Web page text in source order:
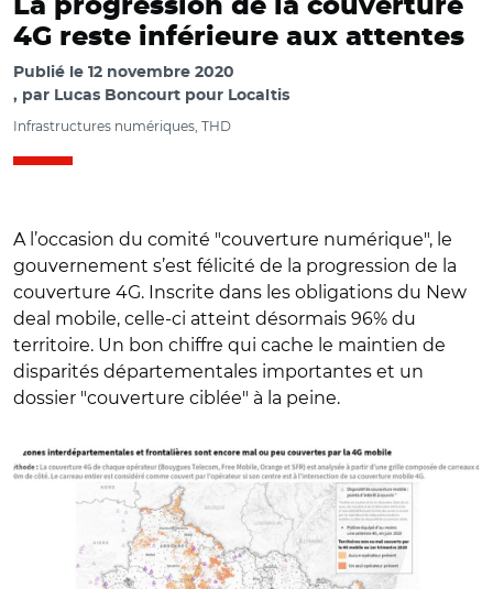
La progression de la couverture
4G reste inférieure aux attentes
Publié le 12 novembre 2020
par Lucas Boncourt pour Localtis
Infrastructures numériques, THD
A l’occasion du comité "couverture numérique", le
gouvernement s’est félicité de la progression de la
couverture 4G. Inscrite dans les obligations du New
deal mobile, celle-ci atteint désormais 96% du
territoire. Un bon chiffre qui cache le maintien de
disparités départementales importantes et un
dossier "couverture ciblée" à la peine.